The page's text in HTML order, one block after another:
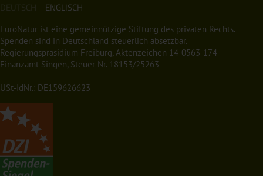
DEUTSCH ENGLISCH
EuroNatur ist eine gemeinnützige Stiftung des privaten Rechts.
Spenden sind in Deutschland steuerlich absetzbar.
Regierungspräsidium Freiburg, Aktenzeichen 14-0563-174
Finanzamt Singen, Steuer Nr. 18153/25263
USt-IdNr.: DE159626623